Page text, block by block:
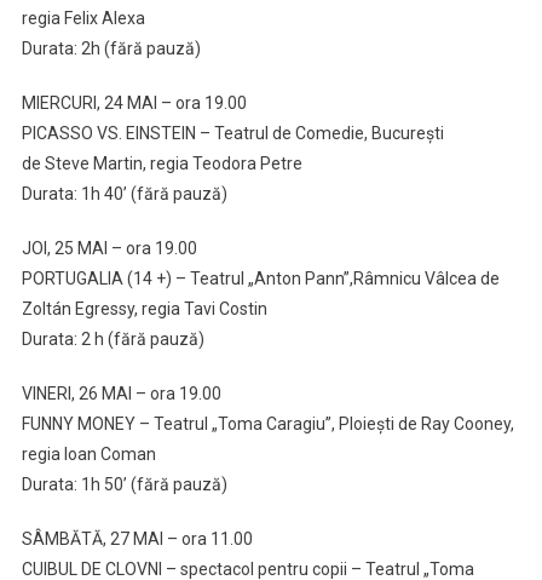
regia Felix Alexa
Durata: 2h (fără pauză)
MIERCURI, 24 MAI – ora 19.00
PICASSO VS. EINSTEIN – Teatrul de Comedie, București
de Steve Martin, regia Teodora Petre
Durata: 1h 40’ (fără pauză)
JOI, 25 MAI – ora 19.00
PORTUGALIA (14 +) – Teatrul „Anton Pann”,Râmnicu Vâlcea de
Zoltán Egressy, regia Tavi Costin
Durata: 2 h (fără pauză)
VINERI, 26 MAI – ora 19.00
FUNNY MONEY – Teatrul „Toma Caragiu”, Ploiești de Ray Cooney,
regia Ioan Coman
Durata: 1h 50’ (fără pauză)
SÂMBĂTĂ, 27 MAI – ora 11.00
CUIBUL DE CLOVNI – spectacol pentru copii – Teatrul „Toma